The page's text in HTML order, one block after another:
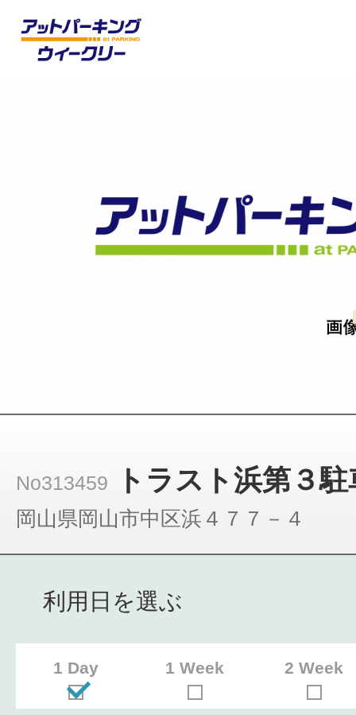
No313459 トラスト浜第３
岡山県岡山市中区浜４７７－４
利用日を選ぶ
1 Day 1 Week 2 Week